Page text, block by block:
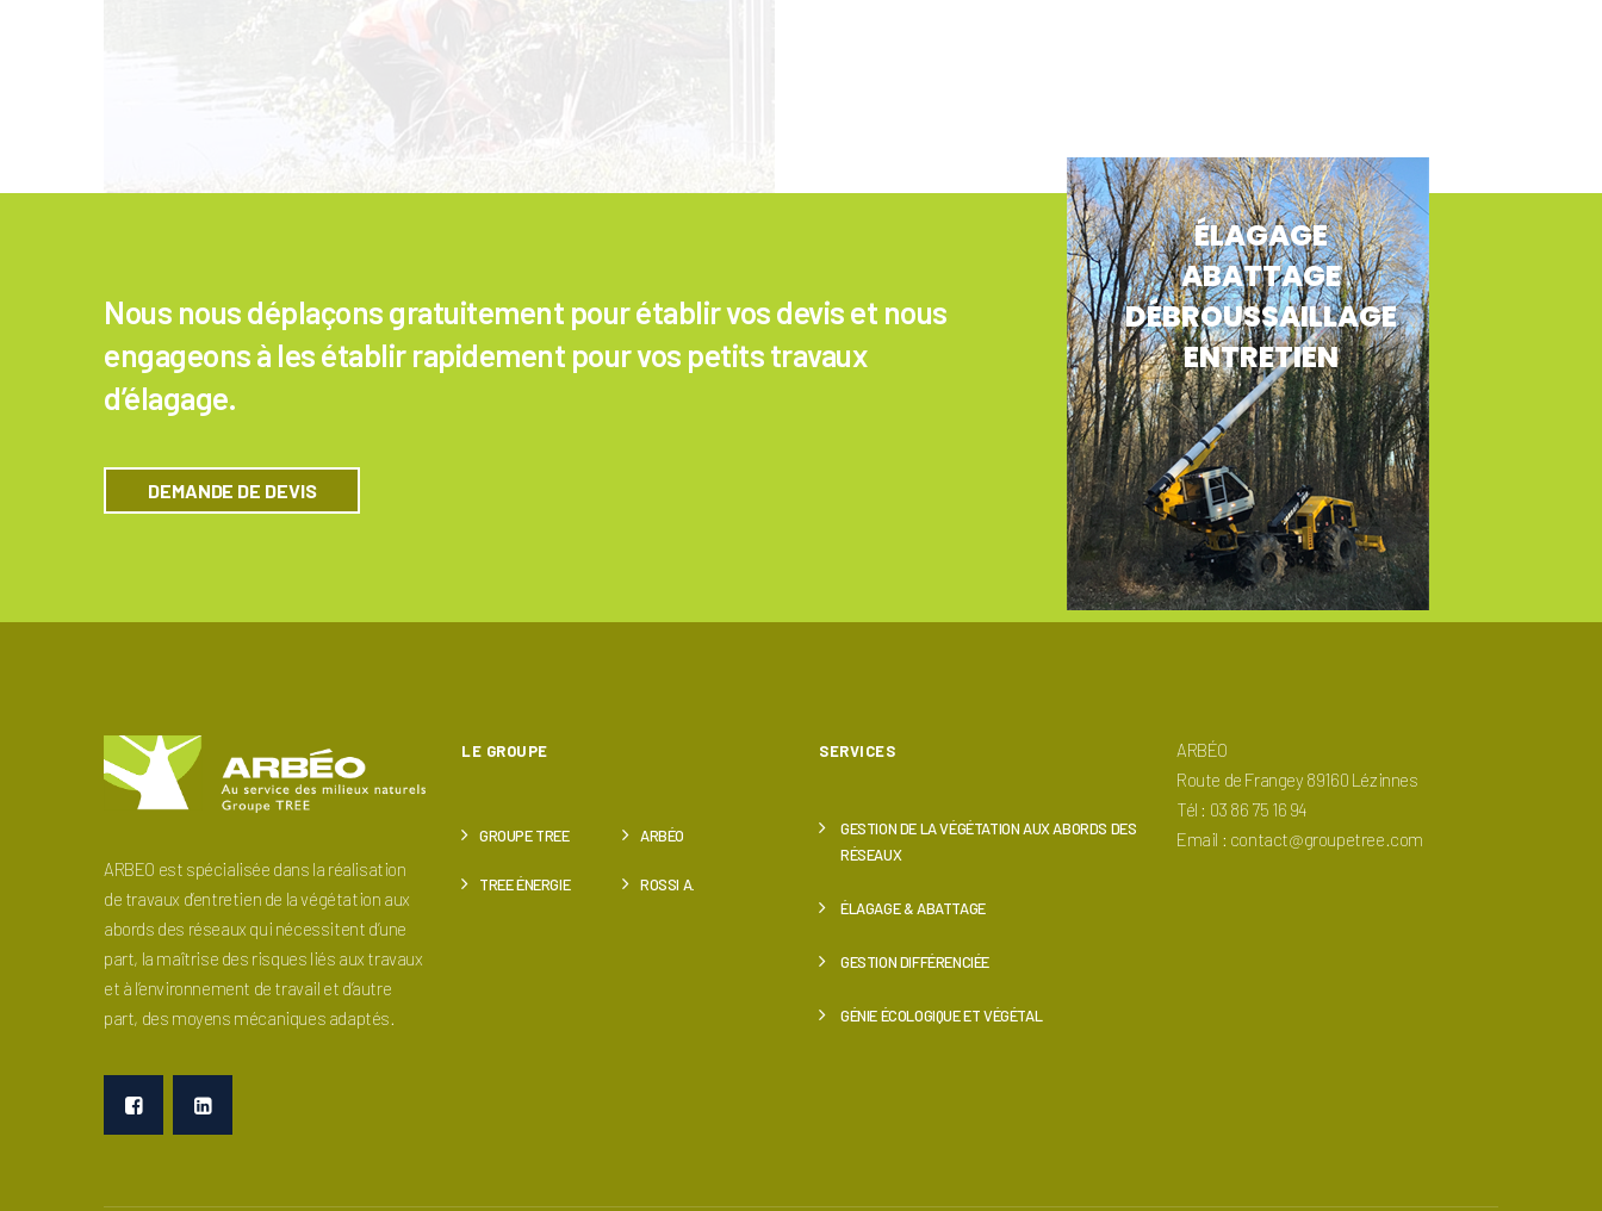
Nous nous déplaçons gratuitement pour établir vos devis et nous
engageons à les établir rapidement pour vos petits travaux
d’élagage.
DEMANDE DE DEVIS
ÉLAGAGE
ABATTAGE
DÉBROUSSAILLAGE
ENTRETIEN
ARBEO est spécialisée dans la réalisation
de travaux d’entretien de la végétation aux
abords des réseaux qui nécessitent d’une
part, la maîtrise des risques liés aux travaux
et à l’environnement de travail et d’autre
part, des moyens mécaniques adaptés.
LE GROUPE
GROUPE TREE ARBÉO
TREE ÉNERGIE ROSSI A.
SERVICES
GESTION DE LA VÉGÉTATION AUX ABORDS DES
RÉSEAUX
ÉLAGAGE & ABATTAGE
GESTION DIFFÉRENCIÉE
GÉNIE ÉCOLOGIQUE ET VÉGÉTAL
ARBÉO
Route de Frangey 89160 Lézinnes
Tél : 03 86 75 16 94
Email : contact@groupetree.com